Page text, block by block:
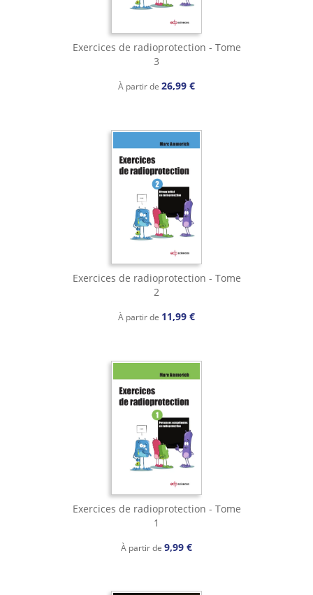
Exercices de radioprotection - Tome
3
À partir de 26,99 €
Exercices de radioprotection - Tome
2
À partir de 11,99 €
Exercices de radioprotection - Tome
1
À partir de 9,99 €